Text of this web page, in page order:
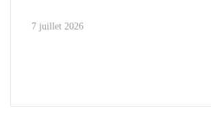
7 juillet 2026